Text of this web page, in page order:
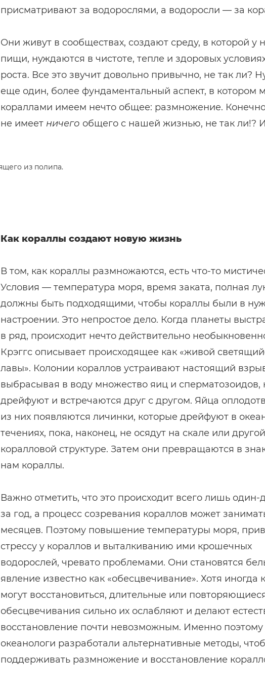
присматривают за водорослями, а водоросли — за
Они живут в сообществах, создают среду, в которой у
пищи, нуждаются в чистоте, тепле и здоровых
роста. Все это звучит довольно привычно, не так ли?
еще один, более фундаментальный аспект, в котором
кораллами имеем нечто общее: размножение.
не имеет ничего общего с нашей жизнью, не так ли!?
Как кораллы создают новую жизнь
В том, как кораллы размножаются, есть что-то
Условия — температура моря, время заката, полная
должны быть подходящими, чтобы кораллы были в
настроении. Это непростое дело. Когда планеты
в ряд, происходит нечто действительно
Крэггс описывает происходящее как «живой
лавы». Колонии кораллов устраивают настоящий
выбрасывая в воду множество яиц и сперматозоидов,
дрейфуют и встречаются друг с другом. Яйца
из них появляются личинки, которые дрейфуют в
течениях, пока, наконец, не осядут на скале или другой
коралловой структуре. Затем они превращаются в
нам кораллы.
Важно отметить, что это происходит всего лишь один-
за год, а процесс созревания кораллов может
месяцев. Поэтому повышение температуры моря,
стрессу у кораллов и выталкиванию ими крошечных
водорослей, чревато проблемами. Они становятся
явление известно как «обесцвечивание». Хотя иногда
могут восстановиться, длительные или
обесцвечивания сильно их ослабляют и делают
восстановление почти невозможным. Именно
океанологи разработали альтернативные методы,
поддерживать размножение и восстановление